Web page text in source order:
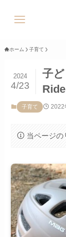
ホーム 子育て
子
2024
4/23
子育て 2022
当ページの